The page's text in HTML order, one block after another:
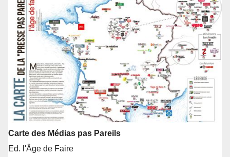
Carte des Médias pas Pareils
Ed. l'Âge de Faire